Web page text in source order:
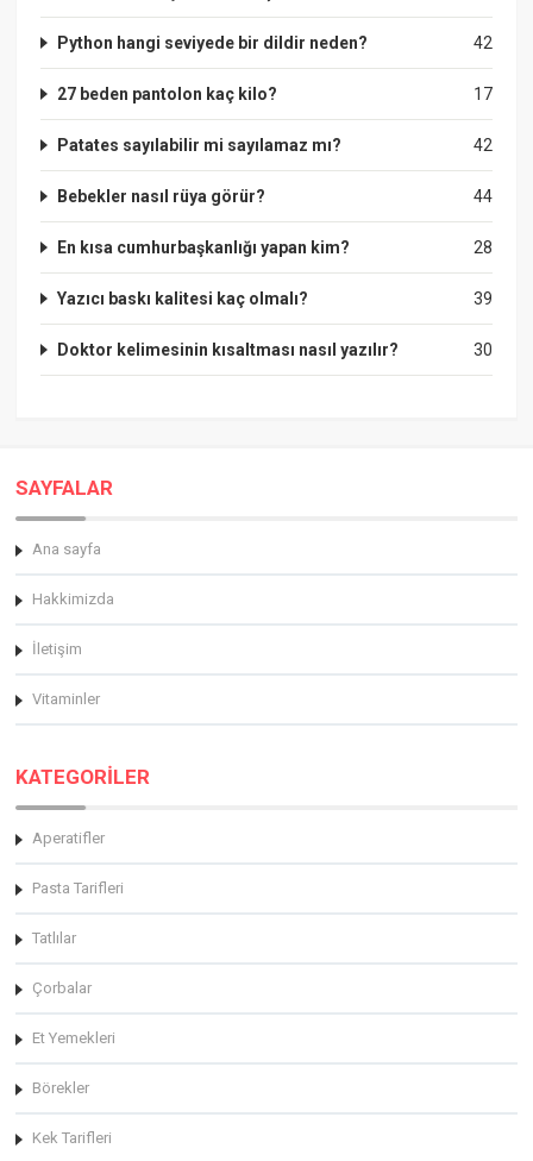
42
Python hangi seviyede bir dildir neden?
17
27 beden pantolon kaç kilo?
42
Patates sayılabilir mi sayılamaz mı?
44
Bebekler nasıl rüya görür?
28
En kısa cumhurbaşkanlığı yapan kim?
39
Yazıcı baskı kalitesi kaç olmalı?
30
Doktor kelimesinin kısaltması nasıl yazılır?
SAYFALAR
Ana sayfa
Hakkimizda
İletişim
Vitaminler
KATEGORİLER
Aperatifler
Pasta Tarifleri
Tatlılar
Çorbalar
Et Yemekleri
Börekler
Kek Tarifleri